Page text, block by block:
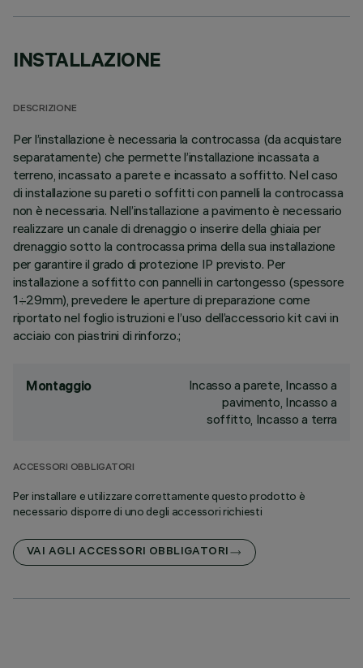
INSTALLAZIONE
DESCRIZIONE
Per l’installazione è necessaria la controcassa (da acquistare
separatamente) che permette l’installazione incassata a
terreno, incassato a parete e incassato a soffitto. Nel caso
di installazione su pareti o soffitti con pannelli la controcassa
non è necessaria. Nell’installazione a pavimento è necessario
realizzare un canale di drenaggio o inserire della ghiaia per
drenaggio sotto la controcassa prima della sua installazione
per garantire il grado di protezione IP previsto. Per
installazione a soffitto con pannelli in cartongesso (spessore
1÷29mm), prevedere le aperture di preparazione come
riportato nel foglio istruzioni e l’uso dell’accessorio kit cavi in
acciaio con piastrini di rinforzo.;
Montaggio
Incasso a parete, Incasso a
pavimento, Incasso a
soffitto, Incasso a terra
ACCESSORI OBBLIGATORI
Per installare e utilizzare correttamente questo prodotto è
necessario disporre di uno degli accessori richiesti
VAI AGLI ACCESSORI OBBLIGATORI